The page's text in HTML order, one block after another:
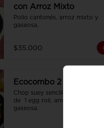
con Arroz Mixto
Pollo cantonés, arroz mixto y
gaseosa.
$35.000
Ecocombo 2
Chop suey sencillo acompañado
de  1 egg roll, arroz sencillo y
gaseosa.